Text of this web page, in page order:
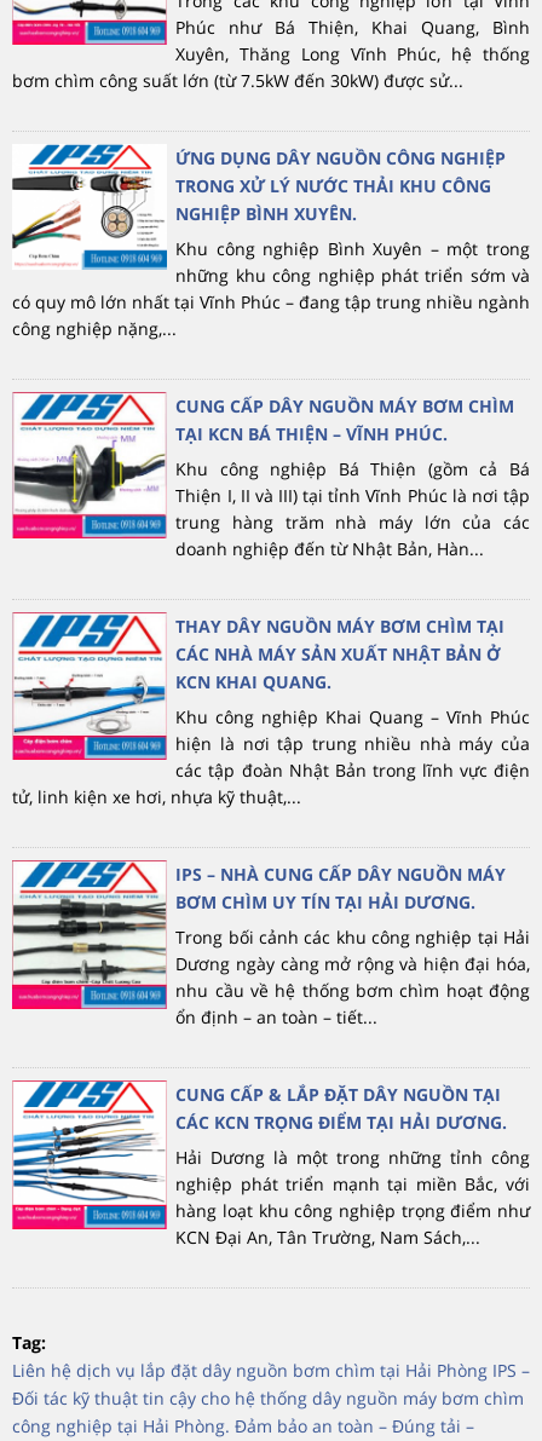
Phúc như Bá Thiện, Khai Quang, Bình
Xuyên, Thăng Long Vĩnh Phúc, hệ thống
bơm chìm công suất lớn (từ 7.5kW đến 30kW) được sử...
ỨNG DỤNG DÂY NGUỒN CÔNG NGHIỆP
TRONG XỬ LÝ NƯỚC THẢI KHU CÔNG
NGHIỆP BÌNH XUYÊN.
Khu công nghiệp Bình Xuyên – một trong
những khu công nghiệp phát triển sớm và
có quy mô lớn nhất tại Vĩnh Phúc – đang tập trung nhiều ngành
công nghiệp nặng,...
CUNG CẤP DÂY NGUỒN MÁY BƠM CHÌM
TẠI KCN BÁ THIỆN – VĨNH PHÚC.
Khu công nghiệp Bá Thiện (gồm cả Bá
Thiện I, II và III) tại tỉnh Vĩnh Phúc là nơi tập
trung hàng trăm nhà máy lớn của các
doanh nghiệp đến từ Nhật Bản, Hàn...
THAY DÂY NGUỒN MÁY BƠM CHÌM TẠI
CÁC NHÀ MÁY SẢN XUẤT NHẬT BẢN Ở
KCN KHAI QUANG.
Khu công nghiệp Khai Quang – Vĩnh Phúc
hiện là nơi tập trung nhiều nhà máy của
các tập đoàn Nhật Bản trong lĩnh vực điện
tử, linh kiện xe hơi, nhựa kỹ thuật,...
IPS – NHÀ CUNG CẤP DÂY NGUỒN MÁY
BƠM CHÌM UY TÍN TẠI HẢI DƯƠNG.
Trong bối cảnh các khu công nghiệp tại Hải
Dương ngày càng mở rộng và hiện đại hóa,
nhu cầu về hệ thống bơm chìm hoạt động
ổn định – an toàn – tiết...
CUNG CẤP & LẮP ĐẶT DÂY NGUỒN TẠI
CÁC KCN TRỌNG ĐIỂM TẠI HẢI DƯƠNG.
Hải Dương là một trong những tỉnh công
nghiệp phát triển mạnh tại miền Bắc, với
hàng loạt khu công nghiệp trọng điểm như
KCN Đại An, Tân Trường, Nam Sách,...
Tag:
Liên hệ dịch vụ lắp đặt dây nguồn bơm chìm tại Hải Phòng IPS –
Đối tác kỹ thuật tin cậy cho hệ thống dây nguồn máy bơm chìm
công nghiệp tại Hải Phòng. Đảm bảo an toàn – Đúng tải –